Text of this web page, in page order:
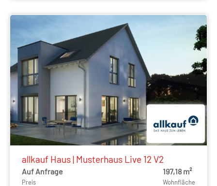
allkauf Haus | Musterhaus Live 12 V2
Auf Anfrage
Preis
197,18 m²
Wohnfläche